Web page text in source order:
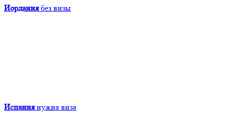
Иордания без визы
Испания нужна виза